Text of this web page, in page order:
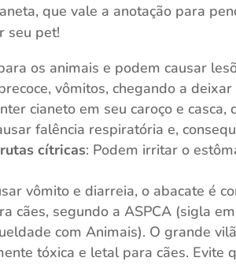
que vale a anotação para
seu pet!
os animais e podem causar
vômitos, chegando a
cianeto em seu caroço e
falência respiratória e,
cítricas: Podem irritar o
vômito e diarreia, o abacate é
cães, segundo a ASPCA (sigla
com Animais). O grande
tóxica e letal para cães. Evite